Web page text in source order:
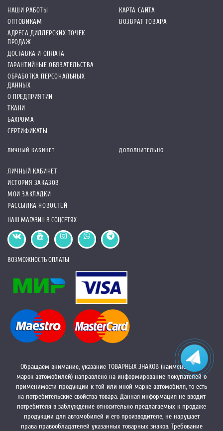
НАШИ РАБОТЫ
ОПТОВИКАМ
АДРЕСА ДИЛЛЕРСКИХ ТОЧЕК
ПРОДАЖ
ДОСТАВКА И ОПЛАТА
ГАРАНТИЙНЫЕ ОБЯЗАТЕЛЬСТВА
ОБРАБОТКА ПЕРСОНАЛЬНЫХ
ДАННЫХ
О ПРЕДПРИЯТИИ
ТКАНИ
БАХРОМА
СЕРТИФИКАТЫ
КАРТА САЙТА
ВОЗВРАТ ТОВАРА
ЛИЧНЫЙ КАБИНЕТ
ЛИЧНЫЙ КАБИНЕТ
ИСТОРИЯ ЗАКАЗОВ
МОИ ЗАКЛАДКИ
РАССЫЛКА НОВОСТЕЙ
ДОПОЛНИТЕЛЬНО
НАШ МАГАЗИН В СОЦСЕТЯХ
ВОЗМОЖНОСТЬ ОПЛАТЫ
Обращаем внимание, указание ТОВАРНЫХ ЗНАКОВ (наименований
марок автомобилей) направлено на информирование покупателей о
применимости продукции к той или иной марке автомобиля, то есть
на потребительские свойства товара. Данная информация не вводит
потребителя в заблуждение относительно предлагаемых к продаже
продукции для автомобилей и его производителе, не нарушает
права правообладателей указанных товарных знаков. Требование